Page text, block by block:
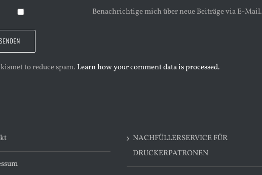
Benachrichtige mich über neue Beiträge via E-Mail.
to reduce spam. Learn how your comment data is processed.
NACHFÜLLERSERVICE FÜR
DRUCKERPATRONEN